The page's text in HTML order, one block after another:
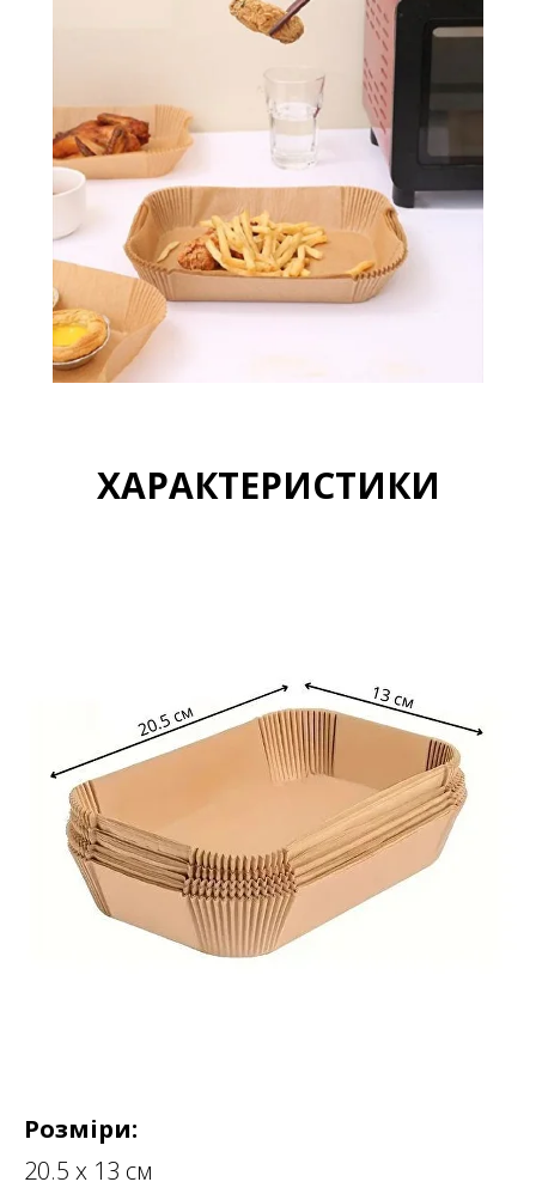
ХАРАКТЕРИСТИКИ
Розміри:
20.5 х 13 см